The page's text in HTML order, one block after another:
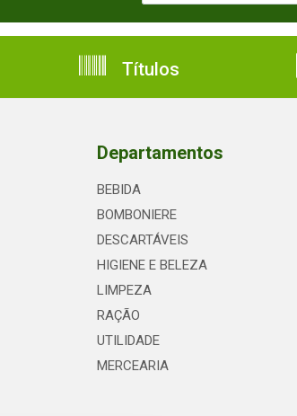
Títulos
Departamentos
BEBIDA
BOMBONIERE
DESCARTÁVEIS
HIGIENE E BELEZA
LIMPEZA
RAÇÃO
UTILIDADE
MERCEARIA